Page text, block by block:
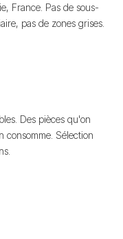
France. Pas de sous-
pas de zones grises.
Des pièces qu'on
Sélection